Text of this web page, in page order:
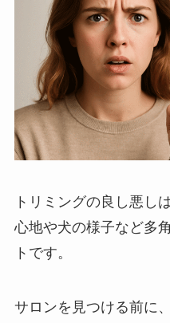
トリミングの良し悪し
心地や犬の様子など多
トです。
サロンを見つける前に